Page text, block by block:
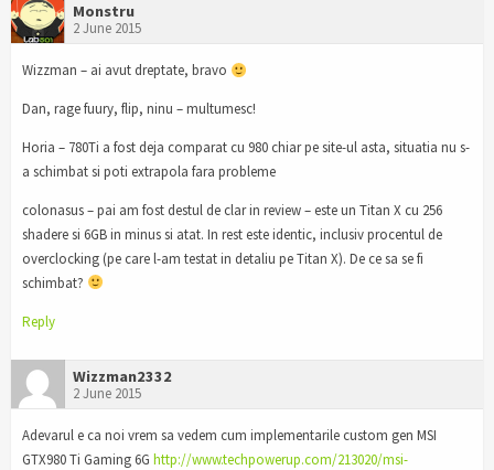
Monstru
2 June 2015
Wizzman – ai avut dreptate, bravo
Dan, rage fuury, flip, ninu – multumesc!
Horia – 780Ti a fost deja comparat cu 980 chiar pe site-ul asta, situatia nu s-
a schimbat si poti extrapola fara probleme
colonasus – pai am fost destul de clar in review – este un Titan X cu 256
shadere si 6GB in minus si atat. In rest este identic, inclusiv procentul de
overclocking (pe care l-am testat in detaliu pe Titan X). De ce sa se fi
schimbat?
Reply
Wizzman2332
2 June 2015
Adevarul e ca noi vrem sa vedem cum implementarile custom gen MSI
GTX980 Ti Gaming 6G http://www.techpowerup.com/213020/msi-